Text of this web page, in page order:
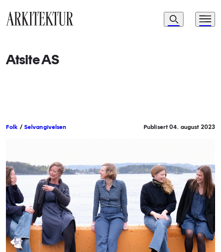
Navigasjon
Søk Meny
Atsite AS
Folk / Selvangivelsen Publisert 04. august 2023